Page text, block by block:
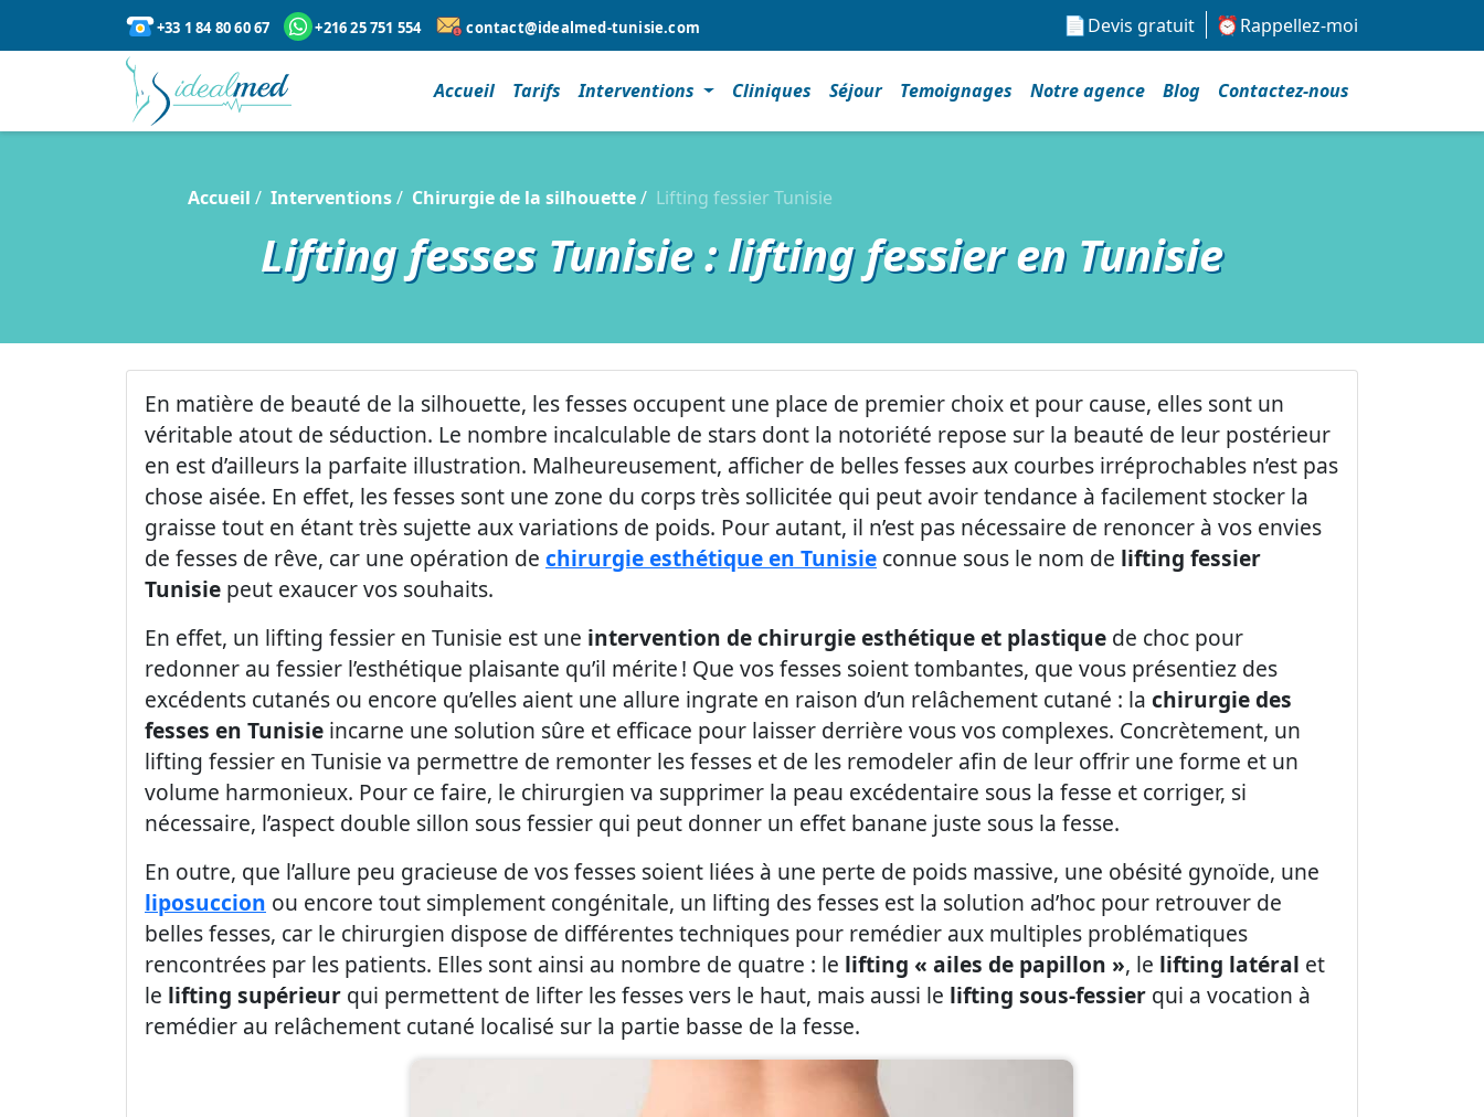
+33 1 84 80 60 67 +216 25 751 554 contact@idealmed-tunisie.com Devis gratuit Rappellez-moi
Accueil Tarifs Interventions Cliniques Séjour Temoignages Notre agence Blog Contactez-nous
Accueil Interventions Chirurgie de la silhouette Lifting fessier Tunisie
Lifting fesses Tunisie : lifting fessier en Tunisie
En matière de beauté de la silhouette, les fesses occupent une place de premier choix et pour cause, elles sont un
véritable atout de séduction. Le nombre incalculable de stars dont la notoriété repose sur la beauté de leur postérieur
en est d’ailleurs la parfaite illustration. Malheureusement, afficher de belles fesses aux courbes irréprochables n’est pas
chose aisée. En effet, les fesses sont une zone du corps très sollicitée qui peut avoir tendance à facilement stocker la
graisse tout en étant très sujette aux variations de poids. Pour autant, il n’est pas nécessaire de renoncer à vos envies
de fesses de rêve, car une opération de chirurgie esthétique en Tunisie connue sous le nom de lifting fessier
Tunisie peut exaucer vos souhaits.
En effet, un lifting fessier en Tunisie est une intervention de chirurgie esthétique et plastique de choc pour
redonner au fessier l’esthétique plaisante qu’il mérite ! Que vos fesses soient tombantes, que vous présentiez des
excédents cutanés ou encore qu’elles aient une allure ingrate en raison d’un relâchement cutané : la chirurgie des
fesses en Tunisie incarne une solution sûre et efficace pour laisser derrière vous vos complexes. Concrètement, un
lifting fessier en Tunisie va permettre de remonter les fesses et de les remodeler afin de leur offrir une forme et un
volume harmonieux. Pour ce faire, le chirurgien va supprimer la peau excédentaire sous la fesse et corriger, si
nécessaire, l’aspect double sillon sous fessier qui peut donner un effet banane juste sous la fesse.
En outre, que l’allure peu gracieuse de vos fesses soient liées à une perte de poids massive, une obésité gynoïde, une
liposuccion ou encore tout simplement congénitale, un lifting des fesses est la solution ad’hoc pour retrouver de
belles fesses, car le chirurgien dispose de différentes techniques pour remédier aux multiples problématiques
rencontrées par les patients. Elles sont ainsi au nombre de quatre : le lifting « ailes de papillon », le lifting latéral et
le lifting supérieur qui permettent de lifter les fesses vers le haut, mais aussi le lifting sous-fessier qui a vocation à
remédier au relâchement cutané localisé sur la partie basse de la fesse.